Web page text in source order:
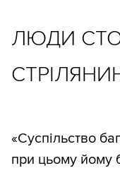
ЛЮДИ
«Суспільство
при цьому йому